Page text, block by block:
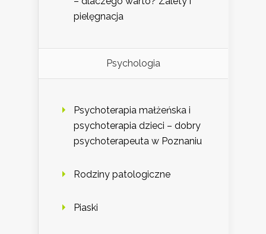
pielęgnacja
Psychologia
Psychoterapia małżeńska i
psychoterapia dzieci – dobry
psychoterapeuta w Poznaniu
Rodziny patologiczne
Piaski